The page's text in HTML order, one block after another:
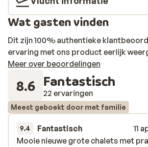
Wat gasten vinden
Dit zijn 100% authentieke
ervaring met ons product eerlijk
Meer over beoordelingen
8.6 Fantastisch
22 ervaringen
Meest geboekt door met familie
9.4 Fantastisch
11
Mooie nieuwe grote chalets met
Mooie nieuwe grote chalets met